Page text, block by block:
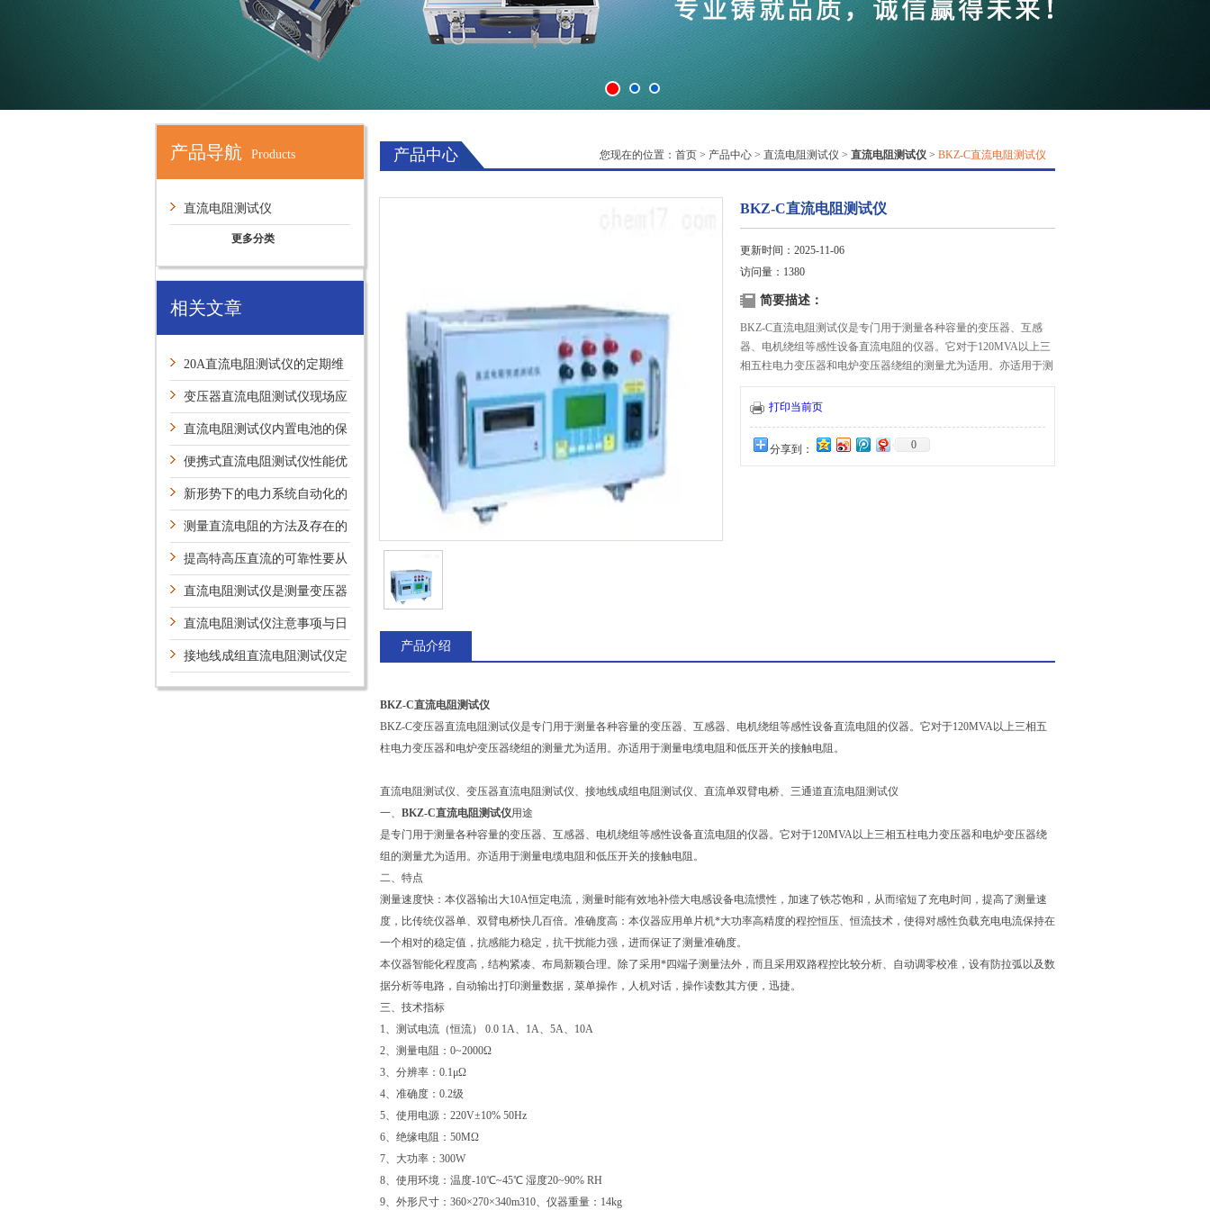
产品导航 Products
直流电阻测试仪
更多分类
相关文章
20A直流电阻测试仪的定期维
护保养方法介绍
变压器直流电阻测试仪现场应
用案例及意义
直流电阻测试仪内置电池的保
养 便携式直流电阻测试仪性能优
势 新形势下的电力系统自动化的
新技术及研究方向
测量直流电阻的方法及存在的
问题提高特高压直流的可靠性要从
哪些方面考虑？
直流电阻测试仪是测量变压器
绕组理想设备
直流电阻测试仪注意事项与日
常维护
接地线成组直流电阻测试仪定
期维护保养方法的详细说明
产品中心 您现在的位置： 首页 > 产品中心 > 直流电阻测试仪 > 直流电阻测试仪 > BKZ-C直流电阻测试仪
BKZ-C直流电阻测试仪
更新时间：2025-11-06
访问量：1380
简要描述：
BKZ-C直流电阻测试仪是专门用于测量各种容量的变压器、互感
器、电机绕组等感性设备直流电阻的仪器。它对于120MVA以上三
相五柱电力变压器和电炉变压器绕组的测量尤为适用。亦适用于测
量电缆电阻和低压开关的接触电阻。
打印当前页
分享到： 0
产品介绍
BKZ-C直流电阻测试仪
BKZ-C变压器直流电阻测试仪是专门用于测量各种容量的变压器、互感器、电机绕组等感性设备直流电阻的仪器。它对于120MVA以上三相五
柱电力变压器和电炉变压器绕组的测量尤为适用。亦适用于测量电缆电阻和低压开关的接触电阻。
直流电阻测试仪、变压器直流电阻测试仪、接地线成组电阻测试仪、直流单双臂电桥、三通道直流电阻测试仪
一、 BKZ-C直流电阻测试仪用途
是专门用于测量各种容量的变压器、互感器、电机绕组等感性设备直流电阻的仪器。它对于120MVA以上三相五柱电力变压器和电炉变压器绕
组的测量尤为适用。亦适用于测量电缆电阻和低压开关的接触电阻。
二、 特点
测量速度快：本仪器输出大10A恒定电流，测量时能有效地补偿大电感设备电流惯性，加速了铁芯饱和，从而缩短了充电时间，提高了测量速
度，比传统仪器单、双臂电桥快几百倍。准确度高：本仪器应用单片机*大功率高精度的程控恒压、恒流技术，使得对感性负载充电电流保持在
一个相对的稳定值，抗感能力稳定，抗干扰能力强，进而保证了测量准确度。
本仪器智能化程度高，结构紧凑、布局新颖合理。除了采用*四端子测量法外，而且采用双路程控比较分析、自动调零校准，设有防拉弧以及数
据分析等电路，自动输出打印测量数据，菜单操作，人机对话，操作读数其方便，迅捷。
三、 技术指标
1、测试电流（恒流） 0.0 1A、1A、5A、10A
2、测量电阻：0~2000Ω
3、分辨率：0.1μΩ
4、准确度：0.2级
5、使用电源：220V±10% 50Hz
6、绝缘电阻：50MΩ
7、大功率：300W
8、使用环境：温度-10℃~45℃ 湿度20~90% RH
9、外形尺寸：360×270×340m310、仪器重量：14kg